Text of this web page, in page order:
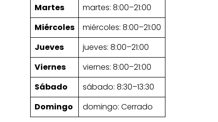
Martes
martes: 8:00–21:00
Miércoles
miércoles: 8:00–21:00
Jueves
jueves: 8:00–21:00
Viernes
viernes: 8:00–21:00
Sábado
sábado: 8:30–13:30
Domingo
domingo: Cerrado